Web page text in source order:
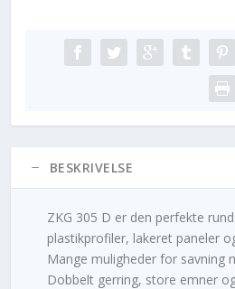
BESKRIVELSE
ZKG 305 D er den perfekte
plastikprofiler, lakeret paneler
Mange muligheder for savning
Dobbelt gerring, store emner